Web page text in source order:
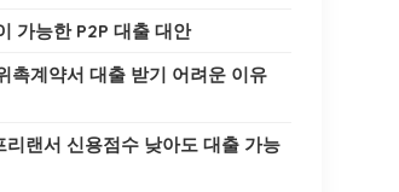
가능한 P2P 대출 대안
촉계약서 대출 받기 어려운 이유
리랜서 신용점수 낮아도 대출 가능